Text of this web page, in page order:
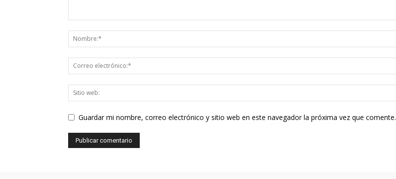
Guardar mi nombre, correo electrónico y sitio web en este navegador la próxima vez que comente.